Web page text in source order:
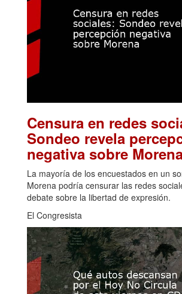
Censura en redes
Sondeo revela
negativa sobre
La mayoría de los encuestados en un
Morena podría censurar las redes
debate sobre la libertad de expresión.
El Congresista